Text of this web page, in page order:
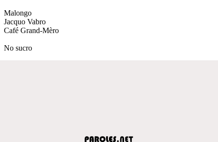
Malongo
Jacquo Vabro
Café Grand-Mèro
No sucro